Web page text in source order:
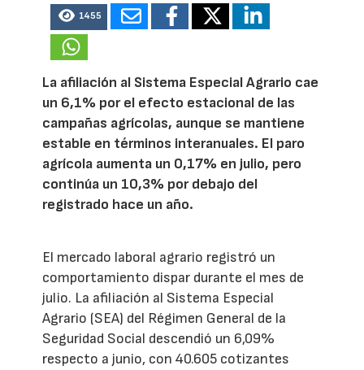
1455
La afiliación al Sistema Especial Agrario cae
un 6,1% por el efecto estacional de las
campañas agrícolas, aunque se mantiene
estable en términos interanuales. El paro
agrícola aumenta un 0,17% en julio, pero
continúa un 10,3% por debajo del
registrado hace un año.
El mercado laboral agrario registró un
comportamiento dispar durante el mes de
julio. La afiliación al Sistema Especial
Agrario (SEA) del Régimen General de la
Seguridad Social descendió un 6,09%
respecto a junio, con 40.605 cotizantes